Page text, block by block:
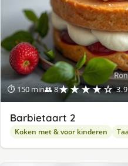
⏱ 150 min👥 8★★★★☆
Barbietaart 2
Koken met & voor kinderen